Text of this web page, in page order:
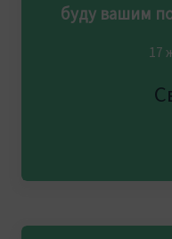
буду вашим
17